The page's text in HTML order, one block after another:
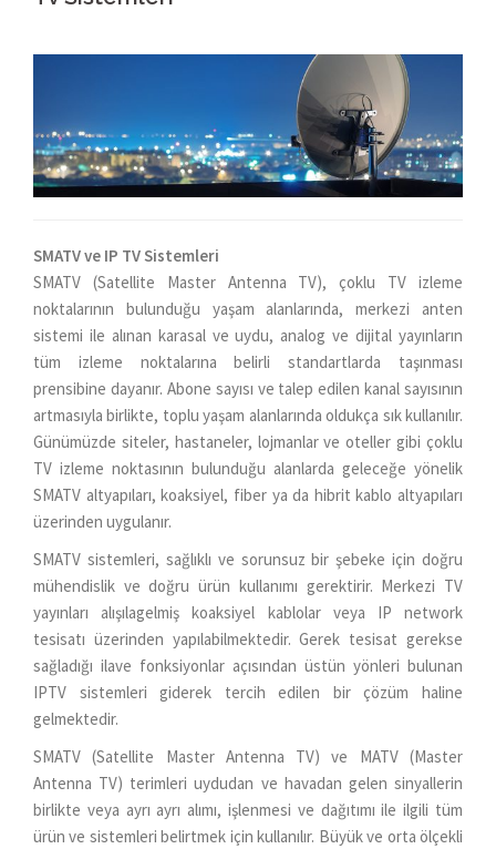
SMATV ve IP TV Sistemleri
SMATV (Satellite Master Antenna TV), çoklu TV izleme
noktalarının bulunduğu yaşam alanlarında, merkezi anten
sistemi ile alınan karasal ve uydu, analog ve dijital yayınların
tüm izleme noktalarına belirli standartlarda taşınması
prensibine dayanır. Abone sayısı ve talep edilen kanal sayısının
artmasıyla birlikte, toplu yaşam alanlarında oldukça sık kullanılır.
Günümüzde siteler, hastaneler, lojmanlar ve oteller gibi çoklu
TV izleme noktasının bulunduğu alanlarda geleceğe yönelik
SMATV altyapıları, koaksiyel, fiber ya da hibrit kablo altyapıları
üzerinden uygulanır.
SMATV sistemleri, sağlıklı ve sorunsuz bir şebeke için doğru
mühendislik ve doğru ürün kullanımı gerektirir. Merkezi TV
yayınları alışılagelmiş koaksiyel kablolar veya IP network
tesisatı üzerinden yapılabilmektedir. Gerek tesisat gerekse
sağladığı ilave fonksiyonlar açısından üstün yönleri bulunan
IPTV sistemleri giderek tercih edilen bir çözüm haline
gelmektedir.
SMATV (Satellite Master Antenna TV) ve MATV (Master
Antenna TV) terimleri uydudan ve havadan gelen sinyallerin
birlikte veya ayrı ayrı alımı, işlenmesi ve dağıtımı ile ilgili tüm
ürün ve sistemleri belirtmek için kullanılır. Büyük ve orta ölçekli